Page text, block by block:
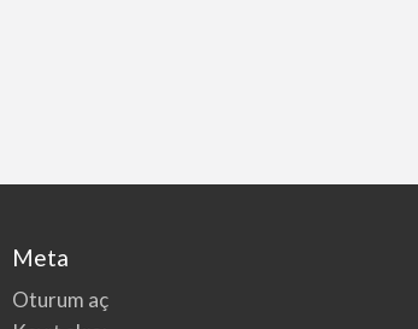
Meta
Oturum aç